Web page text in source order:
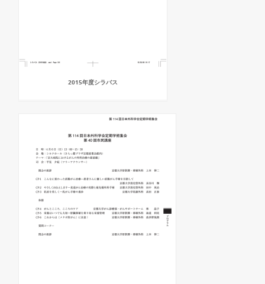
2015年度シラバス